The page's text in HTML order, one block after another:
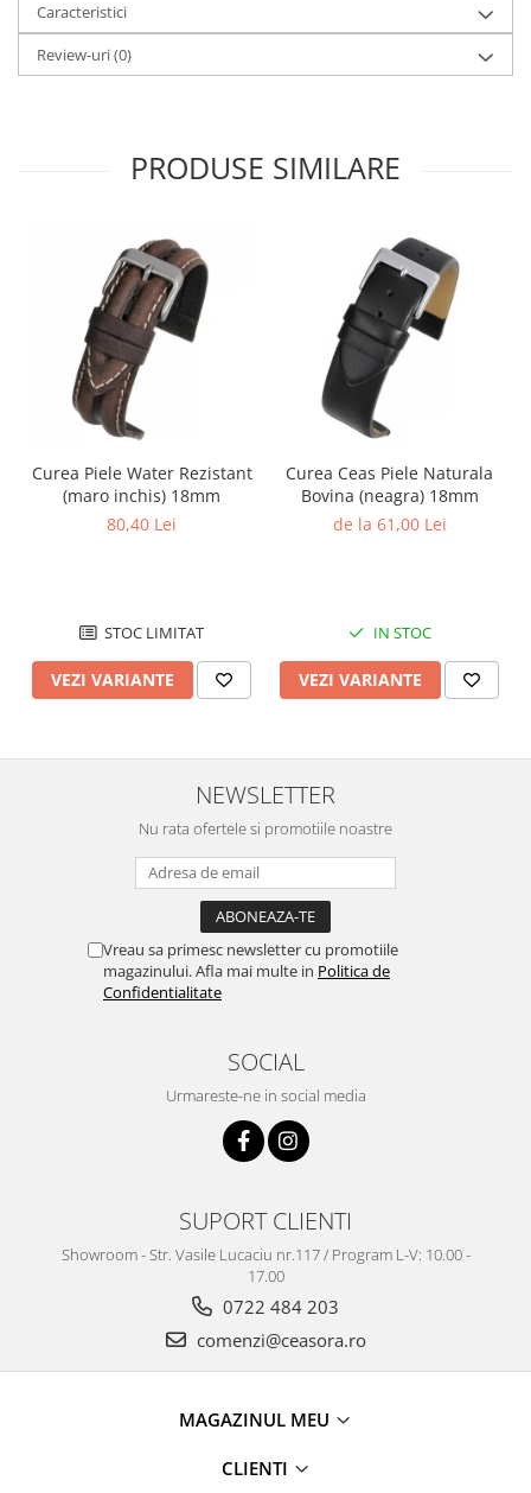
Caracteristici
Review-uri(0)
PRODUSE SIMILARE
Curea Piele Water Rezistant
(maro inchis) 18mm
80,40 Lei
STOC LIMITAT
VEZI VARIANTE
Curea Ceas Piele Naturala
Bovina (neagra) 18mm
de la 61,00 Lei
IN STOC
VEZI VARIANTE
NEWSLETTER
Nu rata ofertele si promotiile noastre
Vreau sa primesc newsletter cu promotiile
magazinului. Afla mai multe in Politica de
Confidentialitate
SOCIAL
Urmareste-ne in social media
SUPORT CLIENTI
Showroom - Str. Vasile Lucaciu nr.117 / Program L-V: 10.00 -
17.00
0722 484 203
comenzi@ceasora.ro
MAGAZINUL MEU
CLIENTI